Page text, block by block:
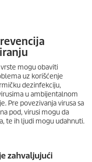
mogu obaviti
uz korišćenje
dezinfekciju,
u ambijentalnom
Pre povezivanja virusa sa
pod, virusi mogu da
te ih ljudi mogu udahnuti.
zahvaljujući